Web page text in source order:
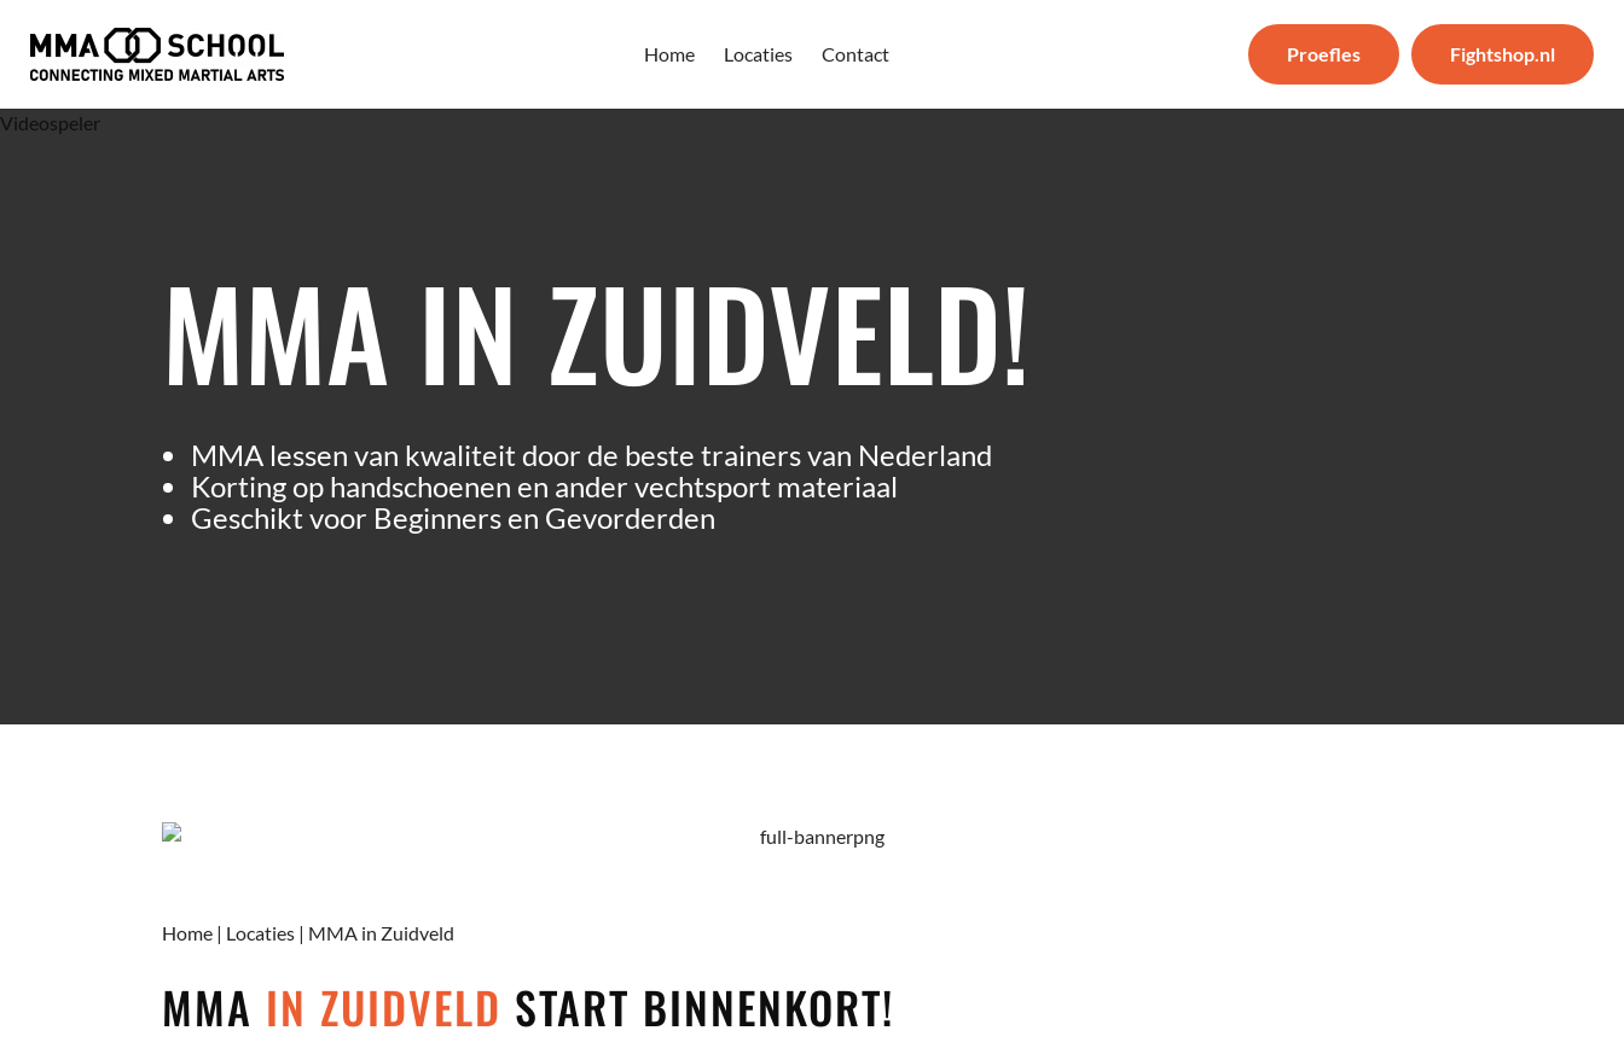
Home Locaties Contact Proefles Fightshop.nl
Videospeler
Bestand downloaden: https://nl-mmaschool.b-cdn.net/wp-
content/uploads/sites/5/2023/04/MMA-School-final-1.mp4
MMA IN ZUIDVELD!
MMA lessen van kwaliteit door de beste trainers van Nederland
Korting op handschoenen en ander vechtsport materiaal
Geschikt voor Beginners en Gevorderden
Home | Locaties | MMA in Zuidveld
MMA IN ZUIDVELD START BINNENKORT!